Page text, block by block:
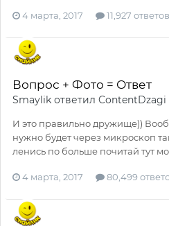
4 марта, 2017 11,927 ответов
Вопрос + Фото = Ответ
Smaylik ответил ContentDzagi
И это правильно дружище))
нужно будет через микроскоп
ленись по больше почитай тут
4 марта, 2017 80,499